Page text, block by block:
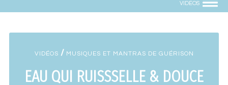
VIDÉOS
VIDÉOS / MUSIQUES ET MANTRAS DE GUÉRISON
EAU QUI RUISSSELLE & DOUCE